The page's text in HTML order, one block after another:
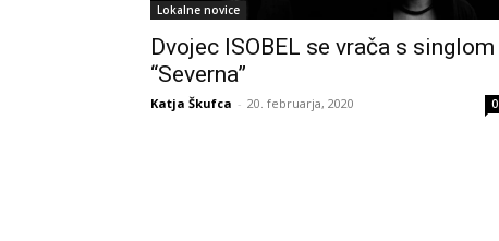
Lokalne novice
Dvojec ISOBEL se vrača s singlom
“Severna”
Katja Škufca - 20. februarja, 2020
0